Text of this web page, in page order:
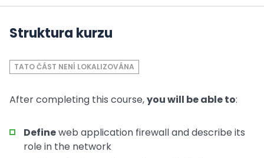
Struktura kurzu
TATO ČÁST NENÍ LOKALIZOVÁNA
After completing this course,you will be able to:
Defineweb application firewall and describe its
role in the network